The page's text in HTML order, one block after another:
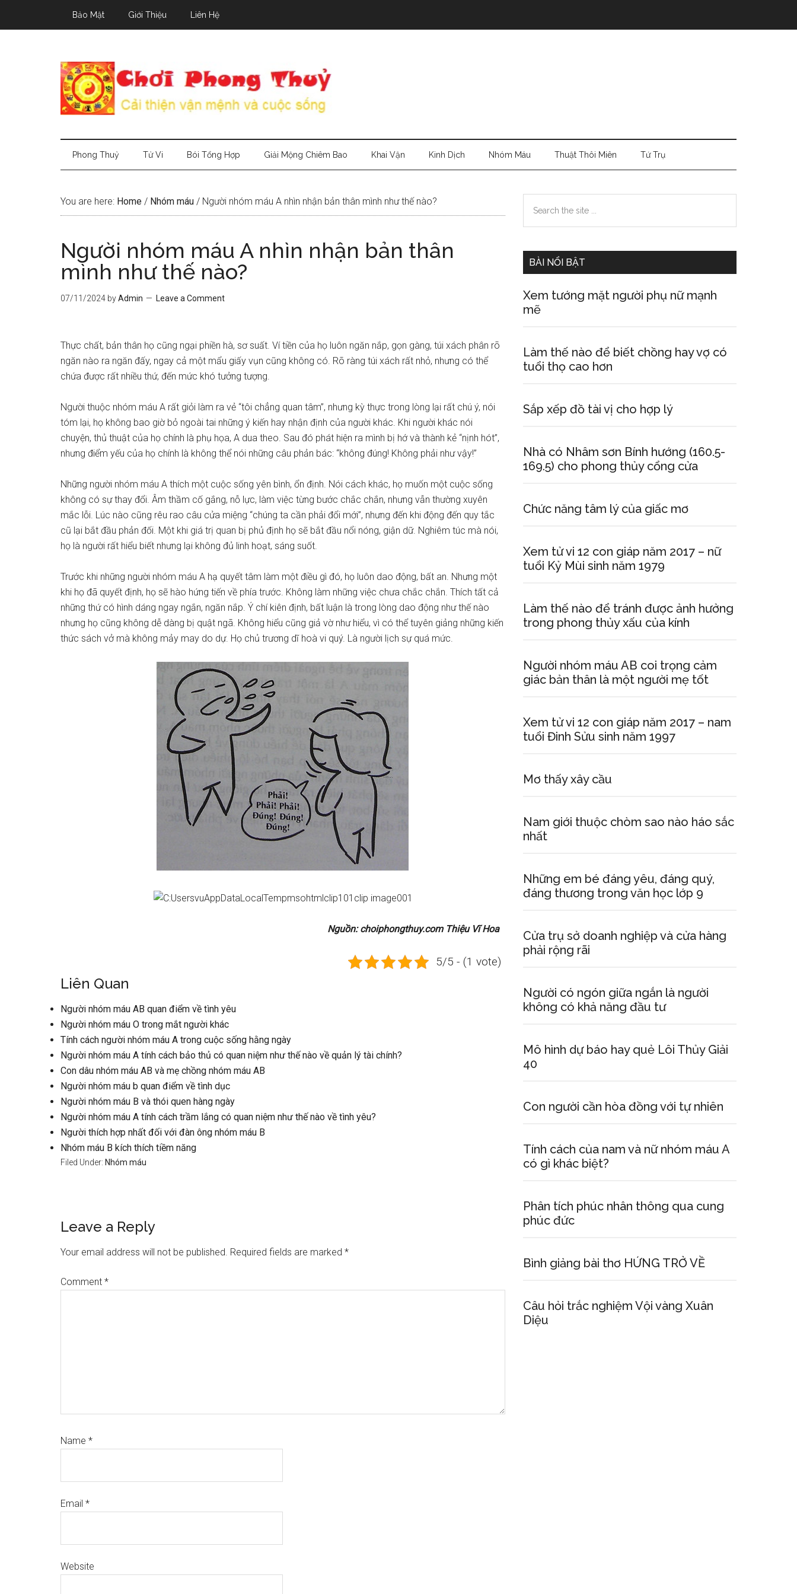
Bảo Mật Giới Thiệu Liên Hệ
Phong Thuỷ Tử Vi Bói Tổng Hợp Giải Mộng Chiêm Bao Khai Vận Kinh Dịch Nhóm Máu Thuật Thôi Miên Tứ Trụ
You are here: Home / Nhóm máu / Người nhóm máu A nhìn nhận bản thân mình như thế nào?
Người nhóm máu A nhìn nhận bản thân
mình như thế nào?
07/11/2024 byAdmin Leave a Comment
Thực chất, bản thân họ cũng ngại phiền hà, sơ suất. Ví tiền của họ luôn ngăn nắp, gọn gàng, túi xách phân rõ
ngăn nào ra ngăn đấy, ngay cả một mẩu giấy vụn cũng không có. Rõ ràng túi xách rất nhỏ, nhưng có thể
chứa được rất nhiều thứ, đến mức khó tưởng tượng.
Người thuộc nhóm máu A rất giỏi làm ra vẻ “tôi chẳng quan tâm”, nhưng kỳ thực trong lòng lại rất chú ý, nói
tóm lại, họ không bao giờ bỏ ngoài tai những ý kiến hay nhận định của người khác. Khi người khác nói
chuyện, thủ thuật của họ chính là phụ họa, A dua theo. Sau đó phát hiện ra mình bị hớ và thành kẻ “nịnh hót”,
nhưng điểm yếu của họ chính là không thể nói những câu phản bác: “không đúng! Không phải như vậy!”
Những người nhóm máu A thích một cuộc sống yên bình, ổn định. Nói cách khác, họ muốn một cuộc sống
không có sự thay đổi. Âm thầm cố gắng, nỗ lực, làm việc từng bước chắc chắn, nhưng vẫn thường xuyên
mắc lỗi. Lúc nào cũng rêu rao câu cửa miệng “chúng ta cần phải đổi mới”, nhưng đến khi động đến quy tắc
cũ lại bắt đầu phản đối. Một khi giá trị quan bị phủ định họ sẽ bắt đầu nổi nóng, giận dữ. Nghiêm túc mà nói,
họ là người rất hiểu biết nhưng lại không đủ linh hoạt, sáng suốt.
Trước khi những người nhóm máu A hạ quyết tâm làm một điều gì đó, họ luôn dao động, bất an. Nhưng một
khi họ đã quyết định, họ sẽ hào hứng tiến về phía trước. Không làm những việc chưa chắc chắn. Thích tất cả
những thứ có hình dáng ngay ngắn, ngăn nắp. Ý chí kiên định, bất luận là trong lòng dao động như thế nào
nhưng họ cũng không dễ dàng bị quật ngã. Không hiểu cũng giả vờ như hiểu, vì có thể tuyên giảng những kiến
thức sách vở mà không mảy may do dự. Họ chủ trương dĩ hoà vi quý. Là người lịch sự quá mức.
Nguồn: choiphongthuy.com Thiệu Vĩ Hoa
5/5 - (1 vote)
Liên Quan
Người nhóm máu AB quan điểm về tình yêu
Người nhóm máu O trong mắt người khác
Tính cách người nhóm máu A trong cuộc sống hằng ngày
Người nhóm máu A tính cách bảo thủ có quan niệm như thế nào về quản lý tài chính?
Con dâu nhóm máu AB và mẹ chồng nhóm máu AB
Người nhóm máu b quan điểm về tình dục
Người nhóm máu B và thói quen hàng ngày
Người nhóm máu A tính cách trầm lắng có quan niệm như thế nào về tình yêu?
Người thích hợp nhất đối với đàn ông nhóm máu B
Nhóm máu B kích thích tiềm năng
Filed Under: Nhóm máu
Reader
Interactions
Leave a Reply
Your email address will not be published. Required fields are marked *
Comment *
Name *
Email *
Website
Primary
Sidebar
the
BÀI NỔI BẬT
Xem tướng mặt người phụ nữ mạnh
mẽ
Làm thế nào để biết chồng hay vợ có
tuổi thọ cao hơn
Sắp xếp đồ tài vị cho hợp lý
Nhà có Nhâm sơn Bính hướng (160.5-
169.5) cho phong thủy cổng cửa
Chức năng tâm lý của giấc mơ
Xem tử vi 12 con giáp năm 2017 – nữ
tuổi Kỷ Mùi sinh năm 1979
Làm thế nào để tránh được ảnh hưởng
trong phong thủy xấu của kính
Người nhóm máu AB coi trọng cảm
giác bản thân là một người mẹ tốt
Xem tử vi 12 con giáp năm 2017 – nam
tuổi Đinh Sửu sinh năm 1997
Mơ thấy xây cầu
Nam giới thuộc chòm sao nào háo sắc
nhất
Những em bé đáng yêu, đáng quý,
đáng thương trong văn học lớp 9
Cửa trụ sở doanh nghiệp và cửa hàng
phải rộng rãi
Người có ngón giữa ngắn là người
không có khả năng đầu tư
Mô hình dự báo hay quẻ Lôi Thủy Giải
40
Con người cần hòa đồng với tự nhiên
Tính cách của nam và nữ nhóm máu A
có gì khác biệt?
Phân tích phúc nhân thông qua cung
phúc đức
Bình giảng bài thơ HỨNG TRỞ VỀ
Câu hỏi trắc nghiệm Vội vàng Xuân
Diệu